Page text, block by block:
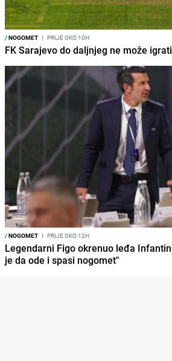
/NOGOMET I PRIJE OKO 10H
FK Sarajevo do daljnjeg ne može
/NOGOMET I PRIJE OKO 12H
Legendarni Figo okrenuo leđa
je da ode i spasi nogomet"